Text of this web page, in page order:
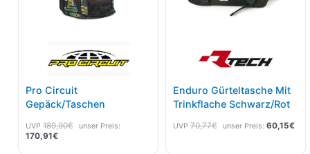
Pro Circuit
Gepäck/Taschen
UVP 189,90€ unser Preis:
170,91€
Enduro Gürteltasche Mit
Trinkflache Schwarz/rot
UVP 70,77€ unser Preis: 60,15€